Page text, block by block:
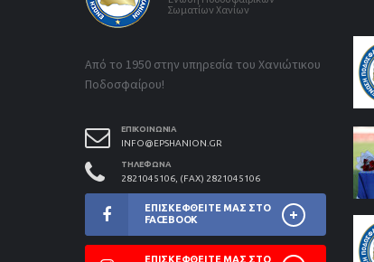
Σωματίων Χανίων
Από το 1950 στην υπηρεσία του Χανιώτικου
Ποδοσφαίρου!
ΕΠΙΚΟΙΝΩΝΊΑ
INFO@EPSHANION.GR
ΤΗΛΈΦΩΝΑ
2821045106, (FAX) 2821045106
ΕΠΙΣΚΕΦΘΕΊΤΕ ΜΑΣ ΣΤΟ
FACEBOOK
ΕΠΙΣΚΕΦΘΕΊΤΕ ΜΑΣ ΣΤΟ